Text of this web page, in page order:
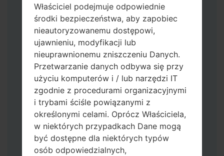
Instrukcje
Właściciel podejmuje odpowiednie
środki bezpieczeństwa, aby zapobiec
nieautoryzowanemu dostępowi,
ujawnieniu, modyfikacji lub
nieuprawnionemu zniszczeniu Danych.
Przetwarzanie danych odbywa się przy
użyciu komputerów i / lub narzędzi IT
zgodnie z procedurami organizacyjnymi
i trybami ściśle powiązanymi z
określonymi celami. Oprócz Właściciela,
w niektórych przypadkach Dane mogą
być dostępne dla niektórych typów
osób odpowiedzialnych,